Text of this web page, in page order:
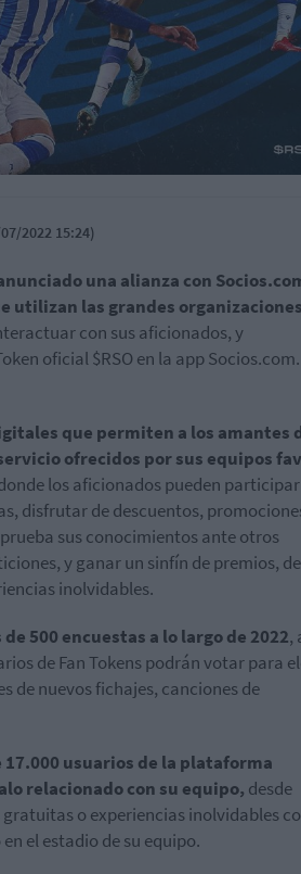
2022 15:24)
una alianza con
utilizan las grandes organizaciones
con sus aficionados, y
oficial $RSO en la app Socios.com.
que permiten a los amantes
ofrecidos por sus equipos
los aficionados pueden
disfrutar de descuentos,
sus conocimientos ante otros
y ganar un sinfín de premios,
inolvidables.
500 encuestas a lo largo de 2022,
de Fan Tokens podrán votar para
de nuevos fichajes, canciones de
17.000 usuarios de la plataforma
relacionado con su equipo, desde
o experiencias inolvidables
el estadio de su equipo.